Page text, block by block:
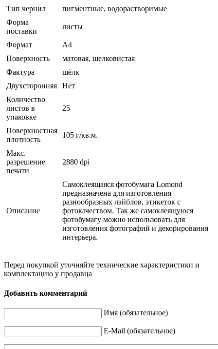
Тип чернил
пигментные, водорастворимые
Форма
поставки
листы
Формат
A4
Поверхность
матовая, шелковистая
Фактура
шёлк
Двухсторонняя
Нет
Количество
листов в
упаковке
25
Поверхностная
плотность
105 г/кв.м.
Макс.
разрешение
печати
2880 dpi
Описание
Cамоклеящаяся фотобумага Lomond
предназначена для изготовления
разнообразных лэйблов, этикеток с
фотокачеством. Так же самоклеящуюся
фотобумагу можно использовать для
изготовления фотографий и декорирования
интерьера.
Перед покупкой уточняйте технические характеристики и
комплектацию у продавца
Добавить комментарий
Имя (обязательное)
E-Mail (обязательное)